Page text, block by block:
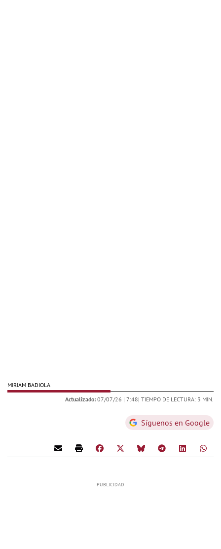
MIRIAM BADIOLA
Actualizado: 07/07/26 | 7:48| TIEMPO DE LECTURA: 3 MIN.
Síguenos en Google